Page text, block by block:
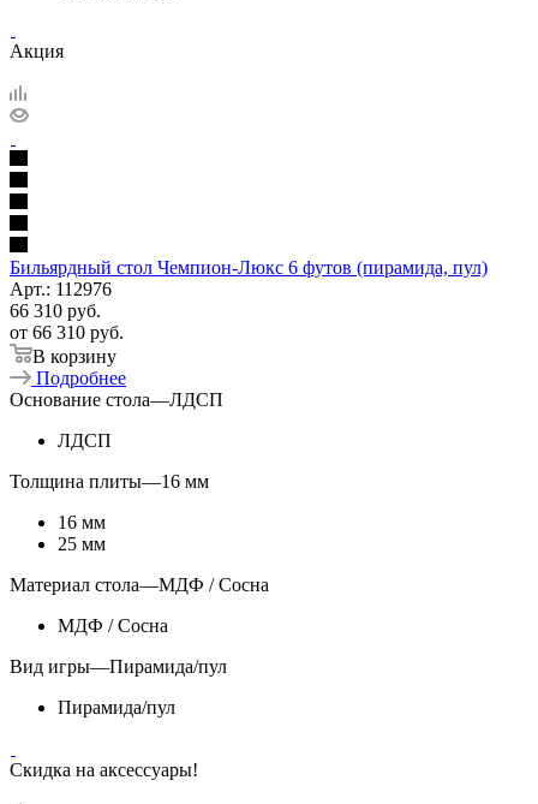
Акция
Бильярдный стол Чемпион-Люкс 6 футов (пирамида, пул)
Арт.: 112976
66 310 руб.
от 66 310 руб.
В корзину
Подробнее
Основание стола—ЛДСП
ЛДСП
Толщина плиты—16 мм
16 мм
25 мм
Материал стола—МДФ / Сосна
МДФ / Сосна
Вид игры—Пирамида/пул
Пирамида/пул
Скидка на аксессуары!